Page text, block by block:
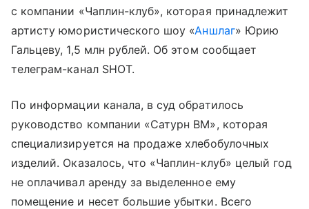
с компании «Чаплин-клуб», которая принадлежит
артисту юмористического шоу «Аншлаг» Юрию
Гальцеву, 1,5 млн рублей. Об этом сообщает
телеграм-канал SHOT.
По информации канала, в суд обратилось
руководство компании «Сатурн ВМ», которая
специализируется на продаже хлебобулочных
изделий. Оказалось, что «Чаплин-клуб» целый год
не оплачивал аренду за выделенное ему
помещение и несет большие убытки. Всего